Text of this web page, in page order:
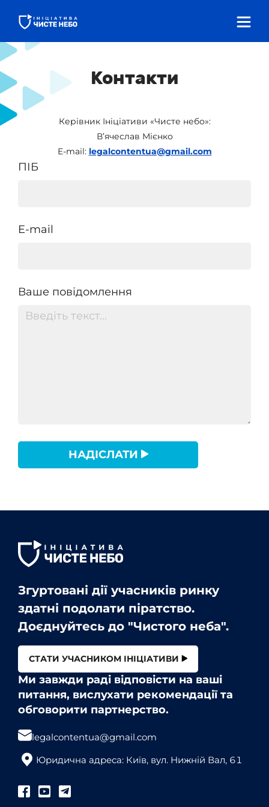
Контакти
Керівник Ініціативи «Чисте небо»:
В’ячеслав Мієнко
E-mail: legalcontentua@gmail.com
ПІБ
E-mail
Ваше повідомлення
НАДІСЛАТИ
Згуртовані дії учасників ринку
здатні подолати піратство.
Доєднуйтесь до "Чистого неба".
СТАТИ УЧАСНИКОМ ІНІЦІАТИВИ
Ми завжди раді відповісти на ваші
питання, вислухати рекомендації та
обговорити партнерство.
legalcontentua@gmail.com
Юридична адреса: Київ, вул. Нижній Вал, 61